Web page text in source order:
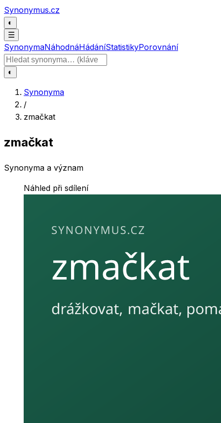
Přeskočit na obsah
Synonymus.cz
◐
☰
SynonymaNáhodnáHádáníStatistikyPorovnání
Hledat slovo
◐
Synonyma
/
zmačkat
zmačkat
Synonyma a význam
Náhled při sdílení